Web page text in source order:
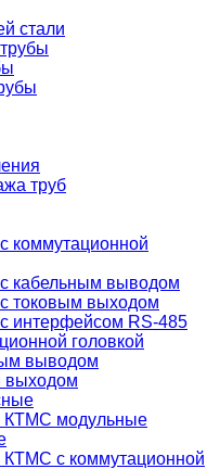
стали
труб
коммутационной
кабельным выводом
токовым выходом
интерфейсом RS-485
головкой
выводом
выходом
КТМС модульные
с коммутационной